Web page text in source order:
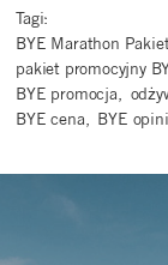
Tagi:
BYE Marathon
pakiet promocyjny
BYE promocja,
BYE cena, BYE